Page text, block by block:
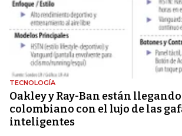
TECNOLOGÍA
Oakley y Ray-Ban están
colombiano con el lujo de las
inteligentes